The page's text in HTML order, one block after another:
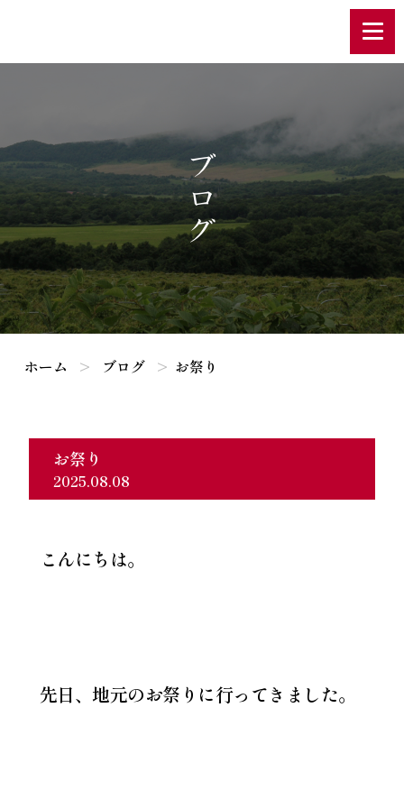
ブログ
ホーム ブログ お祭り
お祭り
2025.08.08
こんにちは。
先日、地元のお祭りに行ってきました。